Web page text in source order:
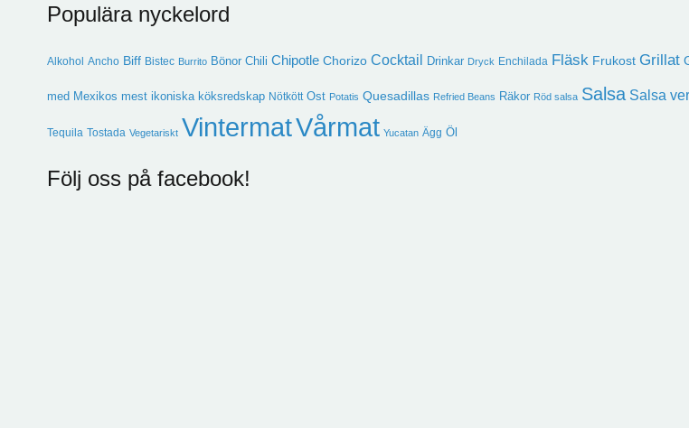
Populära nyckelord
Alkohol Ancho Biff Bistec Burrito Bönor Chili Chipotle Chorizo Cocktail Drinkar Dryck Enchilada Fläsk Frukost Grillat
med Mexikos mest ikoniska köksredskap Nötkött Ost Potatis Quesadillas Refried Beans Räkor Röd salsa Salsa Salsa
Tequila Tostada Vegetariskt VintermatVårmat Yucatan Ägg Öl
Följ oss på facebook!